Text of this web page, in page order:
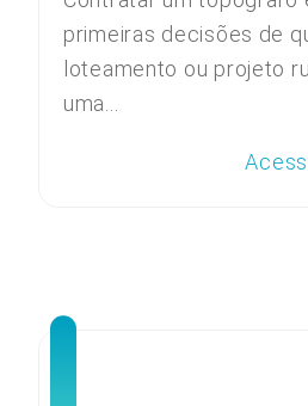
primeiras decisões de
loteamento ou projeto
uma...